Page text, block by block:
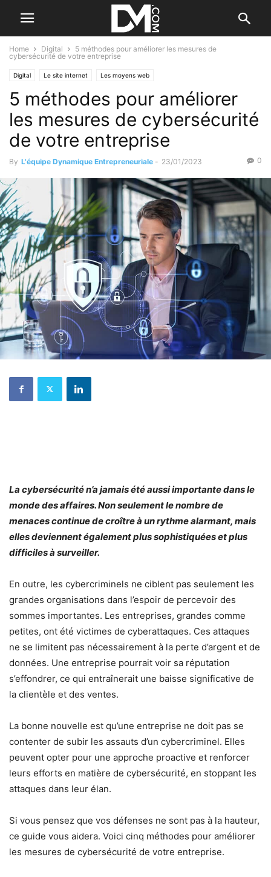
Home Digital
5 méthodes pour améliorer les mesures de
cybersécurité de votre entreprise
Digital Le site internet Les moyens web
5 méthodes pour améliorer
les mesures de cybersécurité
de votre entreprise
By L'équipe Dynamique Entrepreneuriale - 23/01/2023 0
La cybersécurité n’a jamais été aussi importante dans le
monde des affaires. Non seulement le nombre de
menaces continue de croître à un rythme alarmant, mais
elles deviennent également plus sophistiquées et plus
difficiles à surveiller.
En outre, les cybercriminels ne ciblent pas seulement les
grandes organisations dans l’espoir de percevoir des
sommes importantes. Les entreprises, grandes comme
petites, ont été victimes de cyberattaques. Ces attaques
ne se limitent pas nécessairement à la perte d’argent et de
données. Une entreprise pourrait voir sa réputation
s’effondrer, ce qui entraînerait une baisse significative de
la clientèle et des ventes.
La bonne nouvelle est qu’une entreprise ne doit pas se
contenter de subir les assauts d’un cybercriminel. Elles
peuvent opter pour une approche proactive et renforcer
leurs efforts en matière de cybersécurité, en stoppant les
attaques dans leur élan.
Si vous pensez que vos défenses ne sont pas à la hauteur,
ce guide vous aidera. Voici cinq méthodes pour améliorer
les mesures de cybersécurité de votre entreprise.